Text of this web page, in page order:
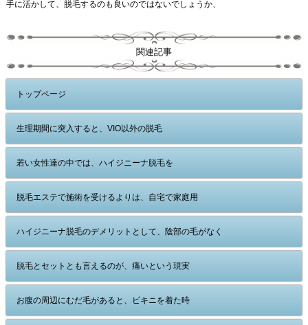
手に活かして、脱毛するのも良いのではないでしょうか、
関連記事
トップページ
生理期間に突入すると、VIO以外の脱毛
若い女性達の中では、ハイジニーナ脱毛を
脱毛エステで施術を受けるよりは、自宅で家庭用
ハイジニーナ脱毛のデメリットとして、陰部の毛がなく
脱毛とセットとも言えるのが、痛いという現実
お腹の周辺にむだ毛があると、ビキニを着た時